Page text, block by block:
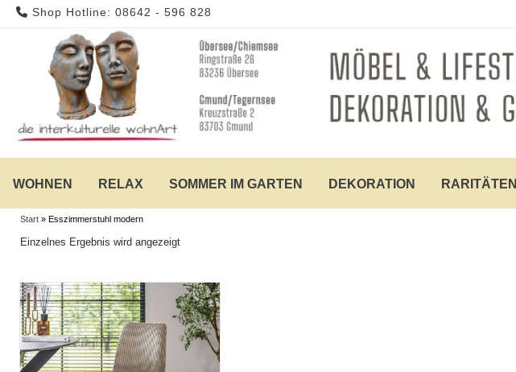
Skip
Shop Hotline: 08642 - 596 828
WOHNEN RELAX SOMMER IM GARTEN DEKORATION RARITÄTEN
Start » Esszimmerstuhl modern
Einzelnes Ergebnis wird angezeigt